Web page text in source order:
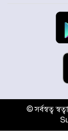
© সর্বস্বত্ব